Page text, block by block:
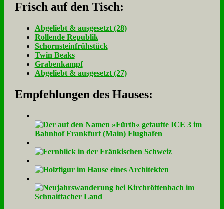
Frisch auf den Tisch:
Ab­ge­liebt & aus­ge­setzt (28)
Rol­len­de Re­pu­blik
Schorn­stein­früh­stück
Twin Beaks
Gra­ben­kampf
Ab­ge­liebt & aus­ge­setzt (27)
Empfehlungen des Hauses: